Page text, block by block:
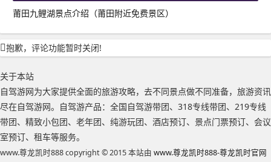
莆田九鲤湖景点介绍（莆田附近免费景区）
抱歉，评论功能暂时关闭!
关于本站
自驾游网为大家提供全面的旅游攻略，去不同景点做不同准备，旅游资讯
尽在自驾游网。自驾游产品：全国自驾游带团、318专线带团、219专线
带团、精致小包团、老年团、纯游玩团、酒店预订、景点门票预订、会议
室预订、租车等服务。
www.尊龙凯时888 copyright © 2015 本站由 www.尊龙凯时888-尊龙凯时官网